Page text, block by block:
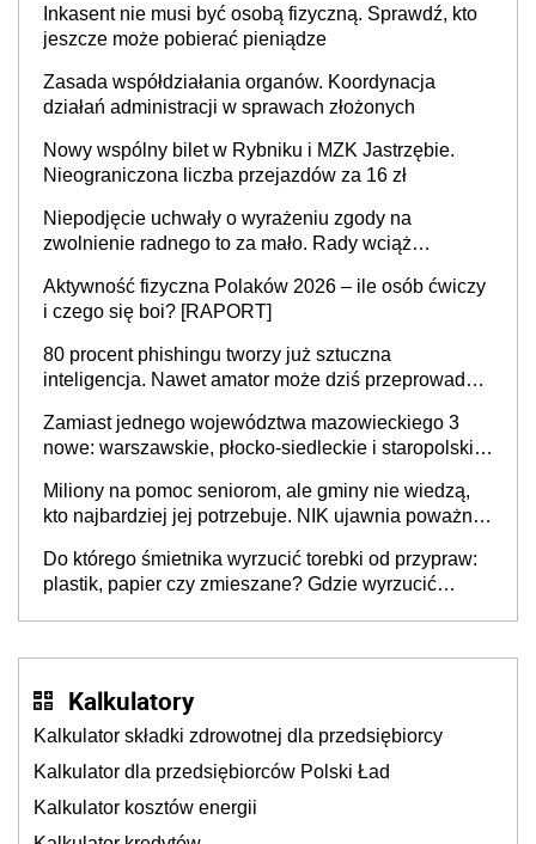
Inkasent nie musi być osobą fizyczną. Sprawdź, kto
jeszcze może pobierać pieniądze
Zasada współdziałania organów. Koordynacja
działań administracji w sprawach złożonych
Nowy wspólny bilet w Rybniku i MZK Jastrzębie.
Nieograniczona liczba przejazdów za 16 zł
Niepodjęcie uchwały o wyrażeniu zgody na
zwolnienie radnego to za mało. Rady wciąż
sprawy
Aktywność fizyczna Polaków 2026 – ile osób ćwiczy
i czego się boi? [RAPORT]
80 procent phishingu tworzy już sztuczna
inteligencja. Nawet amator może dziś przeprowadzić
Zamiast jednego województwa mazowieckiego 3
nowe: warszawskie, płocko-siedleckie i staropolskie.
stołecznych
Miliony na pomoc seniorom, ale gminy nie wiedzą,
kto najbardziej jej potrzebuje. NIK ujawnia poważną
Do którego śmietnika wyrzucić torebki od przypraw:
plastik, papier czy zmieszane? Gdzie wyrzucić
Kalkulatory
Kalkulator składki zdrowotnej dla przedsiębiorcy
Kalkulator dla przedsiębiorców Polski Ład
Kalkulator kosztów energii